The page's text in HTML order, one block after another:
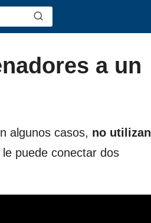
a un
algunos casos, no utilizan
puede conectar dos